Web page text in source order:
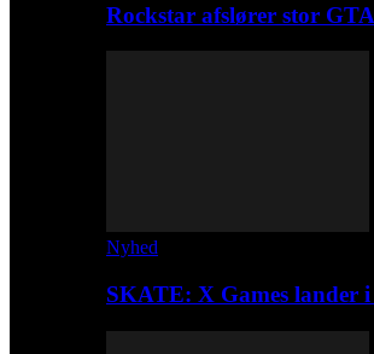
Rockstar afslører stor
Nyhed
SKATE: X Games lander